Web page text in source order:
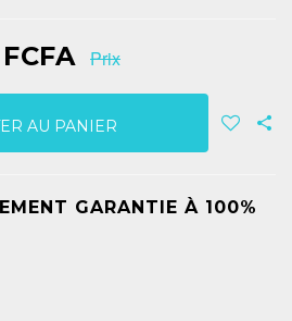
Prix
AU PANIER
GARANTIE À 100%